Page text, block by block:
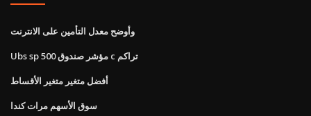
وأوضح معدل التأمين على الانترنت
Ubs sp 500 مؤشر صندوق c تراكم
أفضل متغير متغير الأقساط
سوق الأسهم مرات كندا